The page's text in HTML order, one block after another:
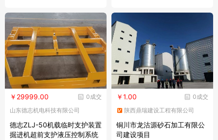
0成交
￥29999.00
山东德志机电科技有限公司
德志ZLJ-50机载临时支护装置
掘进机超前支护液压控制系统
0成交
￥1.00
陕西鼎瑞建设工程有限公司
铜川市龙沽源砂石加工有限公
司建设项目